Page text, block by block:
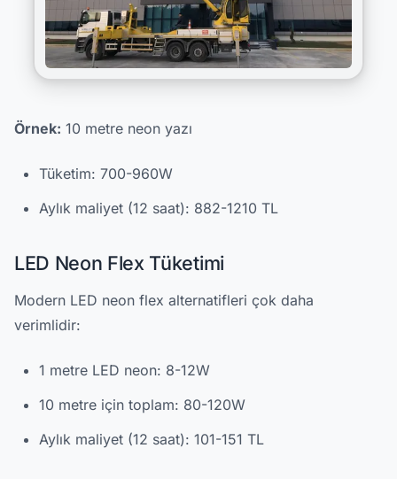
Örnek: 10 metre neon yazı
Tüketim: 700-960W
Aylık maliyet (12 saat): 882-1210 TL
LED Neon Flex Tüketimi
Modern LED neon flex alternatifleri çok daha
verimlidir:
1 metre LED neon: 8-12W
10 metre için toplam: 80-120W
Aylık maliyet (12 saat): 101-151 TL